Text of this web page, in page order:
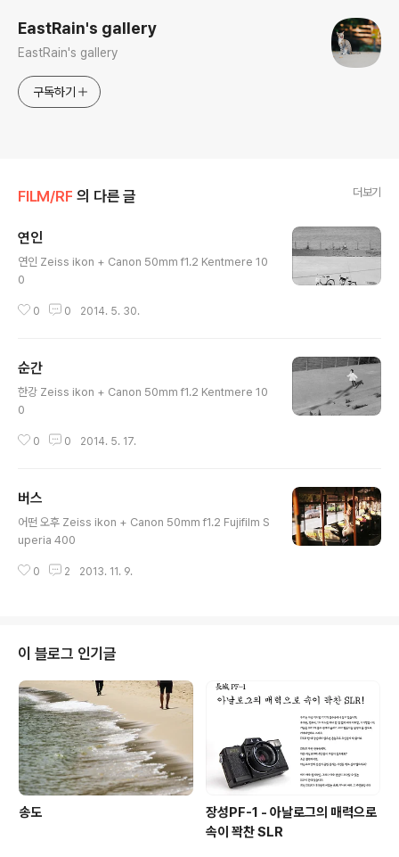
EastRain's gallery
EastRain's gallery
구독하기
FILM/RF 의 다른 글 더보기
연인
연인 Zeiss ikon + Canon 50mm f1.2 Kentmere 10
0
0 0 2014. 5. 30.
순간
한강 Zeiss ikon + Canon 50mm f1.2 Kentmere 10
0
0 0 2014. 5. 17.
버스
어떤 오후 Zeiss ikon + Canon 50mm f1.2 Fujifilm S
uperia 400
0 2 2013. 11. 9.
이 블로그 인기글
송도
장성PF-1 - 아날로그의 매력으로
속이 꽉찬 SLR